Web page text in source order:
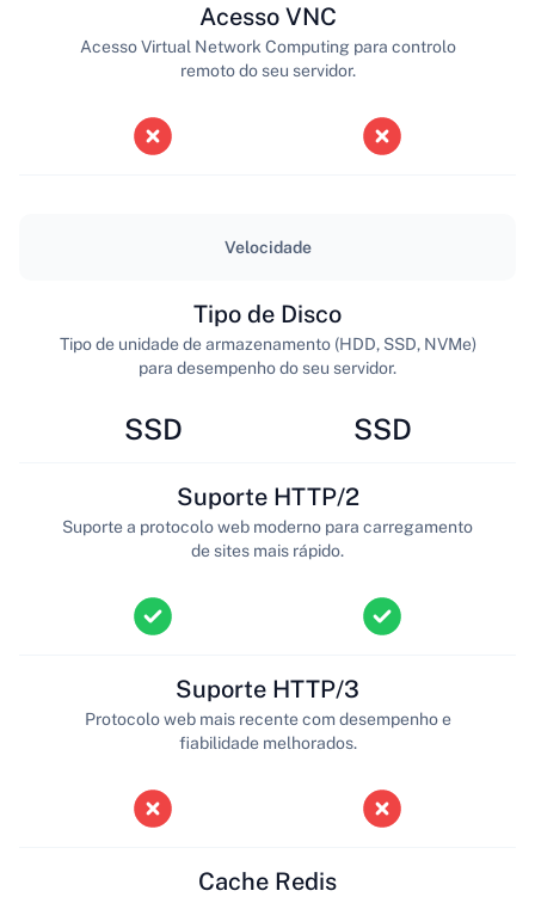
Acesso VNC
Acesso Virtual Network Computing para controlo
remoto do seu servidor.
Velocidade
SSD
Tipo de Disco
Tipo de unidade de armazenamento (HDD, SSD, NVMe)
para desempenho do seu servidor.
SSD
Suporte HTTP/2
Suporte a protocolo web moderno para carregamento
de sites mais rápido.
Suporte HTTP/3
Protocolo web mais recente com desempenho e
fiabilidade melhorados.
Cache Redis